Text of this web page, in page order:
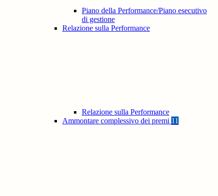
Piano della Performance/Piano esecutivo
di gestione
Relazione sulla Performance
Relazione sulla Performance
Ammontare complessivo dei premi 11